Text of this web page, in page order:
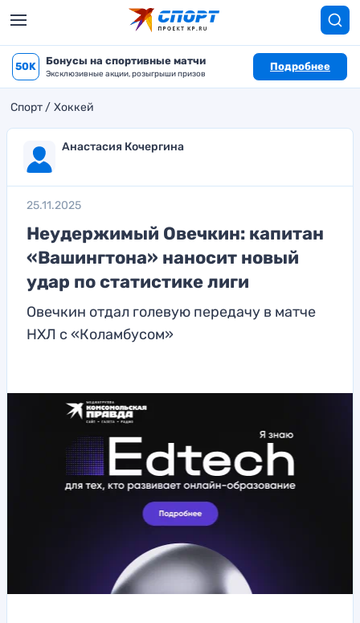
50K Бонусы на спортивные матчи
Эксклюзивные акции, розыгрыши призов
Подробнее
Спорт Хоккей
Анастасия Кочергина
25.11.2025
Неудержимый Овечкин: капитан
«Вашингтона» наносит новый
удар по статистике лиги
Овечкин отдал голевую передачу в матче
НХЛ с «Коламбусом»